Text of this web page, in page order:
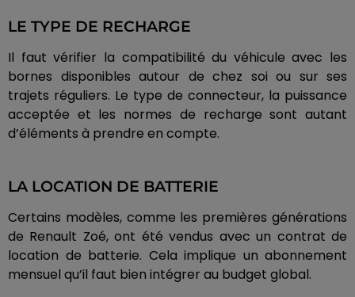
LE TYPE DE RECHARGE
Il faut vérifier la compatibilité du véhicule avec les
bornes disponibles autour de chez soi ou sur ses
trajets réguliers. Le type de connecteur, la puissance
acceptée et les normes de recharge sont autant
d’éléments à prendre en compte.
LA LOCATION DE BATTERIE
Certains modèles, comme les premières générations
de Renault Zoé, ont été vendus avec un contrat de
location de batterie. Cela implique un abonnement
mensuel qu’il faut bien intégrer au budget global.